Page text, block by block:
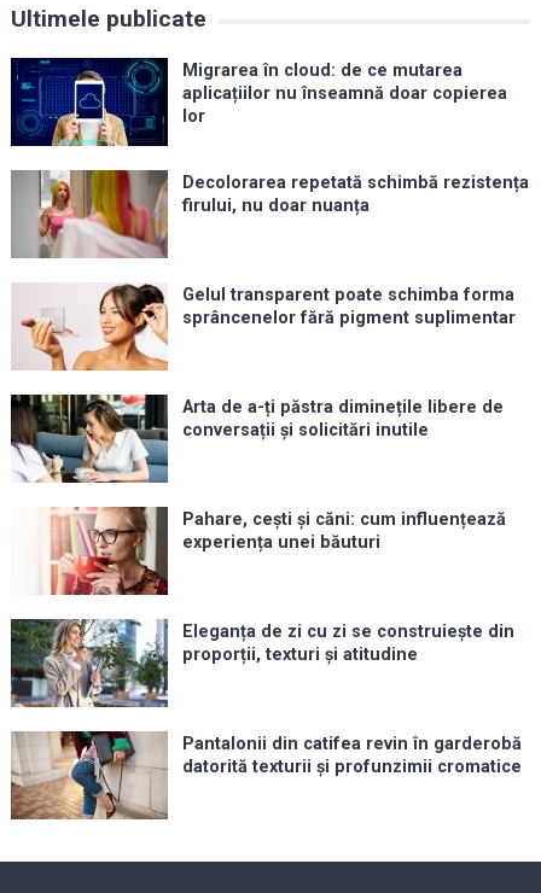
Ultimele publicate
Migrarea în cloud: de ce mutarea
aplicațiilor nu înseamnă doar copierea
lor
Decolorarea repetată schimbă rezistența
firului, nu doar nuanța
Gelul transparent poate schimba forma
sprâncenelor fără pigment suplimentar
Arta de a-ți păstra diminețile libere de
conversații și solicitări inutile
Pahare, cești și căni: cum influențează
experiența unei băuturi
Eleganța de zi cu zi se construiește din
proporții, texturi și atitudine
Pantalonii din catifea revin în garderobă
datorită texturii și profunzimii cromatice